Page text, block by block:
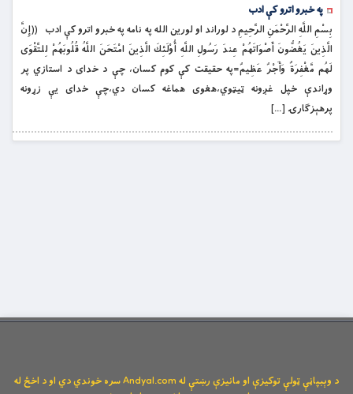
په خبرو اترو کې ادب
بِسْمِ اللَّهِ الرَّحْمَنِ الرَّحِيمِ د لوراند او لورین الله په نامه په خبرو اترو کې ادب ((إِنَّ
الَّذِينَ يَغُضُّونَ أَصْوَاتَهُمْ عِندَ رَسُولِ اللَّهِ أُوْلَئِكَ الَّذِينَ امْتَحَنَ اللَّهُ قُلُوبَهُمْ لِلتَّقْوَى
لَهُم مَّغْفِرَةٌ وَأَجْرٌ عَظِيمٌ=په حقيقت كې کوم کسان، چې د خداى د استازي پر
وړاندې خپل غږونه ټيټوي،هغوى هماغه كسان دي،چې خداى يې زړونه
پرهېزګارۍ […]
د وېبپاڼې ټولې توکیزې او مانیزې رښتې له Andyal.com سره خوندي دي او د اخځ له